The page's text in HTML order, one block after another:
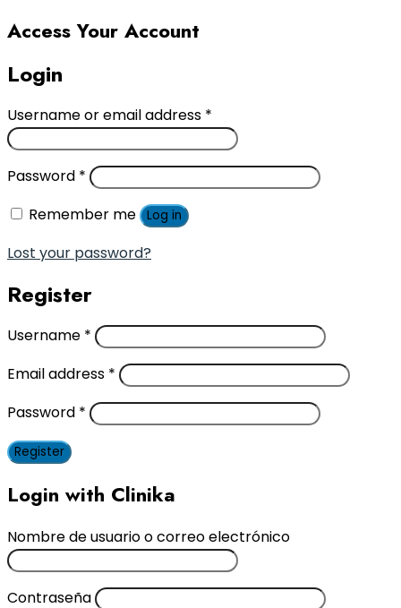
Access Your Account
Login
Username or email address *
Password *
Remember me
Log in
Lost your password?
Register
Username *
Email address *
Password *
Register
Login with Clinika
Nombre de usuario o correo electrónico
Contraseña